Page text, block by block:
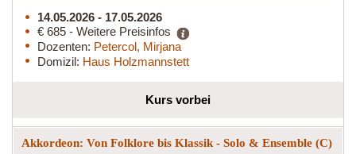
14.05.2026 - 17.05.2026
€ 685 - Weitere Preisinfos
Dozenten: Petercol, Mirjana
Domizil: Haus Holzmannstett
Kurs vorbei
Akkordeon: Von Folklore bis Klassik - Solo & Ensemble (C)